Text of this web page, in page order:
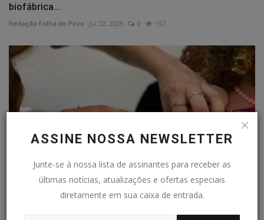
ASSINE NOSSA NEWSLETTER
Junte-se à nossa lista de assinantes para receber as
últimas notícias, atualizações e ofertas especiais
diretamente em sua caixa de entrada.
biofábrica...
Redação Folha do Povo Jul 22, 2025 0 157